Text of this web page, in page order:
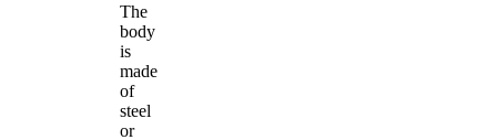
The
body
is
made
of
steel
or